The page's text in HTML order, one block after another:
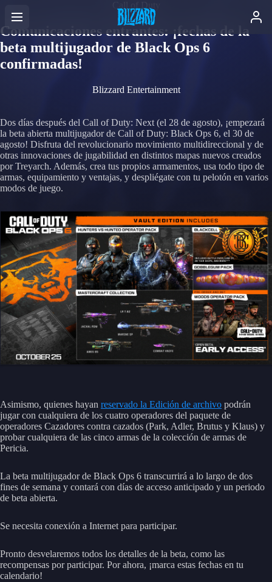
Comunicaciones entrantes: ¡fechas de la
beta multijugador de Black Ops 6
confirmadas!
Blizzard Entertainment
Dos días después del Call of Duty: Next (el 28 de agosto), ¡empezará
la beta abierta multijugador de Call of Duty: Black Ops 6, el 30 de
agosto! Disfruta del revolucionario movimiento multidireccional y de
otras innovaciones de jugabilidad en distintos mapas nuevos creados
por Treyarch. Además, crea tus propios armamentos, usa todo tipo de
armas, equipamiento y ventajas, y despliégate con tu pelotón en varios
modos de juego.
Asimismo, quienes hayan reservado la Edición de archivo podrán
jugar con cualquiera de los cuatro operadores del paquete de
operadores Cazadores contra cazados (Park, Adler, Brutus y Klaus) y
probar cualquiera de las cinco armas de la colección de armas de
Pericia.
La beta multijugador de Black Ops 6 transcurrirá a lo largo de dos
fines de semana y contará con días de acceso anticipado y un periodo
de beta abierta.
Se necesita conexión a Internet para participar.
Pronto desvelaremos todos los detalles de la beta, como las
recompensas por participar. Por ahora, ¡marca estas fechas en tu
calendario!